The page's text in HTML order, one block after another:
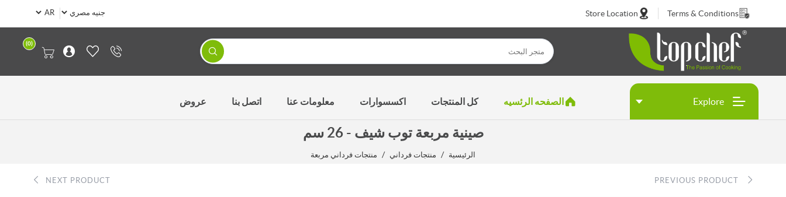
Terms & Conditions
Store Location
(0)
Explore الصفحه الرئسيه كل المنتجات اكسسوارات معلومات عنا اتصل بنا عروض
صينية مربعة توب شيف - 26 سم
الرئيسية / منتجات فرداني / منتجات فرداني مربعة
NEXT PRODUCT